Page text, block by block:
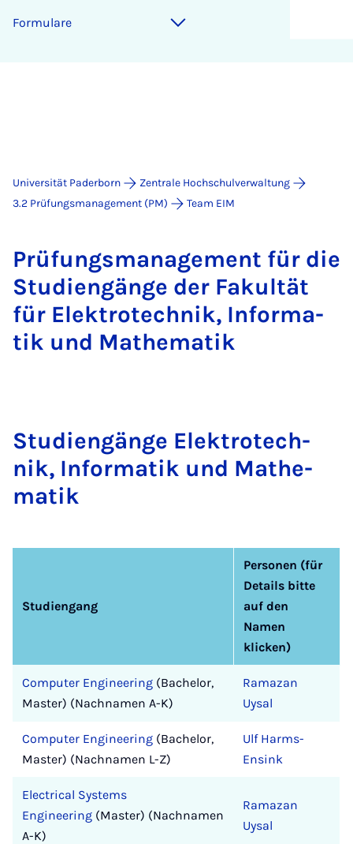
For­mu­la­re
Universität Paderborn
Zentrale Hochschulverwaltung
3.2 Prüfungsmanagement (PM)
Team EIM
Prü­fungs­ma­na­ge­ment für die
Stu­dien­gän­ge der Fa­kul­tät
für Elek­tro­tech­nik, In­for­ma­
tik und Ma­the­ma­tik
Stu­dien­gän­ge Elek­tro­tech­
nik, In­for­ma­tik und Ma­the­
ma­tik
Studiengang
Personen (für
Details bitte
auf den
Namen
klicken)
Computer Engineering (Bachelor,
Master) (Nachnamen A-K)
Ramazan
Uysal
Computer Engineering (Bachelor,
Master) (Nachnamen L-Z)
Ulf Harms-
Ensink
Electrical Systems
Engineering (Master) (Nachnamen
A-K)
Ramazan
Uysal